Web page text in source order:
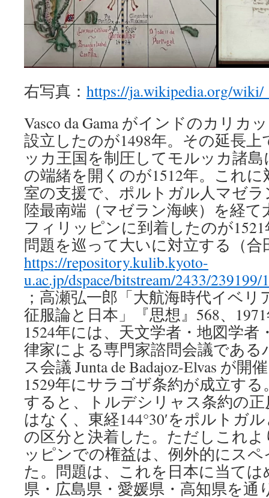
右写真： https://ja.wikipedia.org/
Vasco da Gama がインドのカリカ
設立したのが1498年。その延長
ッカ王国を制圧してモルッカ諸
の端緒を開くのが1512年。これ
室の支援で、ポルトガル人マゼ
陸最南端（マゼラン海峡）を経て
フィリッピンに到着したのが
問題を巡って大いに対立する（
https://repository.kulib.kyoto-
u.ac.jp/dspace/bitstream/2433/
；高瀬弘一郎「大航海時代イベ
征服論と日本」『思想』568、
1524年には、天文学者・地図学
律家による専門家諮問会議であ
ス会議 Junta de Badajoz-Elvas が開
1529年にサラゴザ条約が成立す
すると、トルデシリャス条約の正
はなく、東経144°30′をポルトガ
の区分と決着した。ただしこれ
ッピンでの権益は、例外的にス
た。問題は、これを日本に当ては
県・広島県・愛媛県・高知県を通